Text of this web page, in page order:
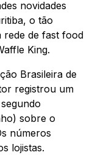
novidades
o tão
rede de fast food
King.
Brasileira de
registrou um
sobre o
números
lojistas.